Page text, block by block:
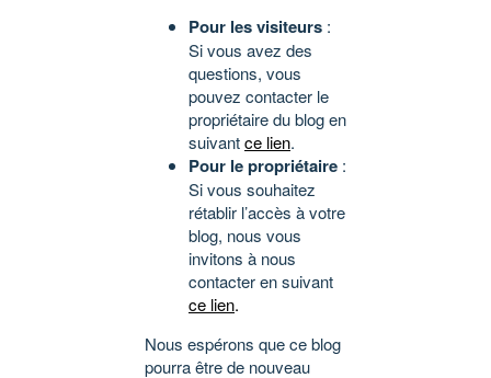
Pour les visiteurs :
Si vous avez des
questions, vous
pouvez contacter le
propriétaire du blog en
suivantce lien.
Pour le propriétaire :
Si vous souhaitez
rétablir l’accès à votre
blog, nous vous
invitons à nous
contacter en suivant
ce lien.
Nous espérons que ce blog
pourra être de nouveau